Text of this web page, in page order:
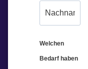
Welchen
Bedarf haben